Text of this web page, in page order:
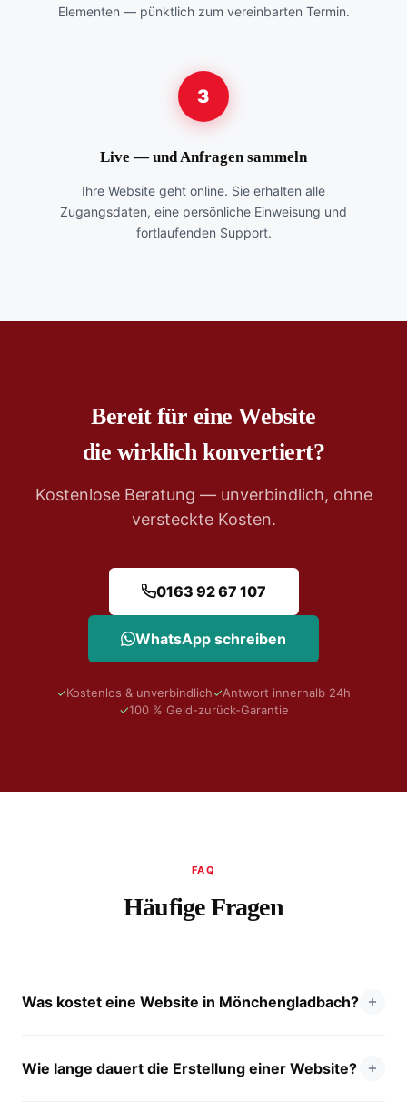
Elementen — pünktlich zum vereinbarten Termin.
3
Live — und Anfragen sammeln
Ihre Website geht online. Sie erhalten alle
Zugangsdaten, eine persönliche Einweisung und
fortlaufenden Support.
Bereit für eine Website
die wirklich konvertiert?
Kostenlose Beratung — unverbindlich, ohne
versteckte Kosten.
0163 92 67 107
WhatsApp schreiben
✓Kostenlos & unverbindlich✓Antwort innerhalb 24h
✓100 % Geld-zurück-Garantie
FAQ
Häufige Fragen
Was kostet eine Website in Mönchengladbach?
Wie lange dauert die Erstellung einer Website?